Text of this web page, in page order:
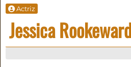
Actriz
Jessica